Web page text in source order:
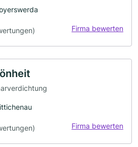
Firma bewerten
Firma bewerten